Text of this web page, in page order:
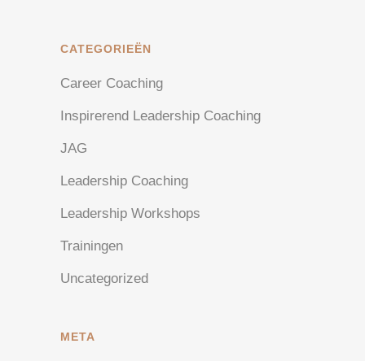
CATEGORIEËN
Career Coaching
Inspirerend Leadership Coaching
JAG
Leadership Coaching
Leadership Workshops
Trainingen
Uncategorized
META